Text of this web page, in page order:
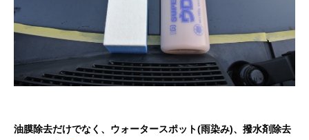
油膜除去だけでなく、ウォータースポット(雨染み)、撥水剤除去